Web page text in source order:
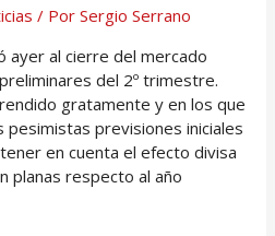
/ PorSergio Serrano
ayer al cierre del mercado
del 2º trimestre.
gratamente y en los que
pesimistas previsiones iniciales
en cuenta el efecto divisa
planas respecto al año